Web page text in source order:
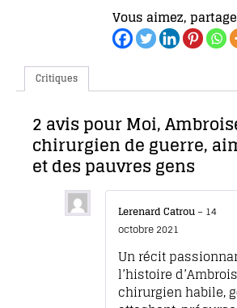
Vous aimez,
Critiques
2 avis pourMoi,
chirurgien de guerre,
et des pauvres gens
Lerenard Catrou– 14
octobre 2021
Un récit
l’histoire
chirurgien habile,